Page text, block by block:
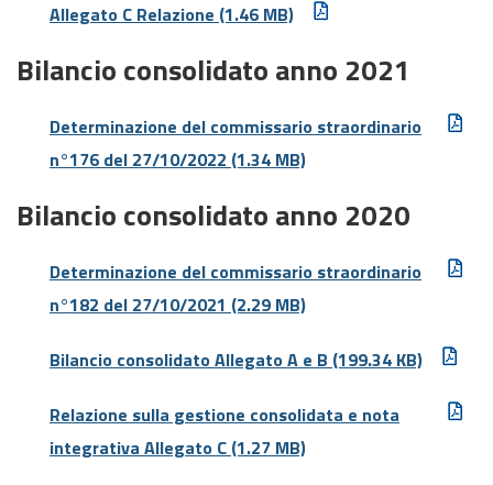
Allegato C Relazione (1.46 MB)
Bilancio consolidato anno 2021
Determinazione del commissario straordinario
n°176 del 27/10/2022 (1.34 MB)
Bilancio consolidato anno 2020
Determinazione del commissario straordinario
n°182 del 27/10/2021 (2.29 MB)
Bilancio consolidato Allegato A e B (199.34 KB)
Relazione sulla gestione consolidata e nota
integrativa Allegato C (1.27 MB)